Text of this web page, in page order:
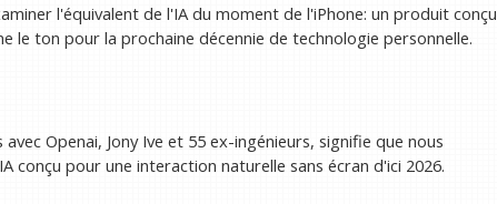
l'équivalent de l'IA du moment de l'iPhone: un produit conçu
le ton pour la prochaine décennie de technologie personnelle.
Openai, Jony Ive et 55 ex-ingénieurs, signifie que nous
conçu pour une interaction naturelle sans écran d'ici 2026.